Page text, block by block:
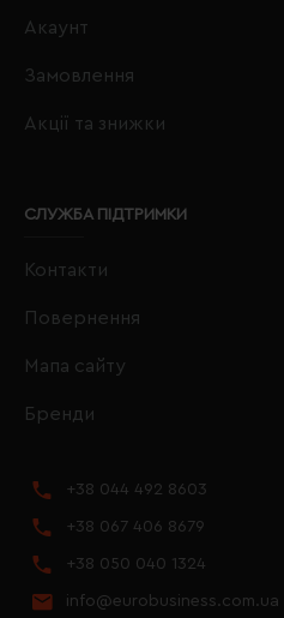
Акаунт
Замовлення
Акції та знижки
СЛУЖБА ПІДТРИМКИ
Контакти
Повернення
Мапа сайту
Бренди
+38 044 492 8603
+38 067 406 8679
+38 050 040 1324
info@eurobusiness.com.ua